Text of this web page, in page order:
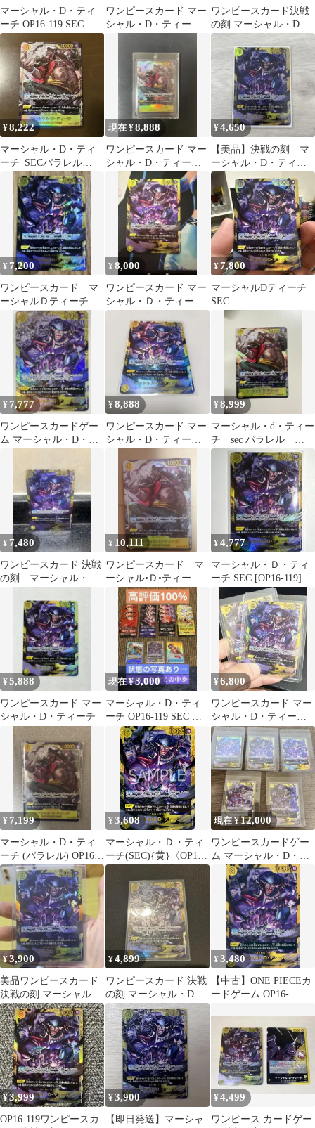
マーシャル・D・ティ
ーチ OP16-119 SEC 決
戦の刻 ワンピースカー
ド
ワンピースカード マー
シャル・D・ティーチ
ワンピースカード決戦
の刻 マーシャル・D・
ティーチSEC
¥8,222
マーシャル・D・ティ
ーチ_SECパラレル
_OP16-119_決戦の刻
現在 ¥8,888
ワンピースカード マー
シャル・D・ティーチ
OP09-110 SEC パラレル
¥4,650
【美品】決戦の刻 マ
ーシャル・D・ティー
チ SEC OP16-119
¥ 7,200
ワンピースカード マ
ーシャルＤティーチ
SEC 決戦の刻
¥8,000
ワンピースカード マー
シャル・Ｄ・ティーチ
SEC 決戦の刻
¥7,800
マーシャルDティーチ
SEC
¥ 7,777
ワンピースカードゲー
ム マーシャル・D・テ
¥8,888
ワンピースカード マー
シャル・D・ティーチ
¥8,999
マーシャル・d・ティー
チ sec パラレル
op16-119
¥ 7,480
ワンピースカード 決戦
の刻 マーシャル・
¥ 10,111
ワンピースカード マ
ーシャル•Ｄ•ティー
チ SEC パラレル
¥4,777
マーシャル・Ｄ・ティ
ーチ SEC [OP16-119]ブ
ースターパック「決戦
の刻
¥5,888
ワンピースカード マー
シャル・D・ティーチ
現在 ¥3,000
マーシャル・D・ティ
ーチ OP16-119 SEC 他
12パック中身
¥6,800
ワンピースカード マー
シャル・D・ティーチ 2
枚セット OP16-119
¥ 7,199
マーシャル・D・ティ
ーチ (パラレル) OP16-
119
¥3,608
マーシャル・Ｄ・ティ
ーチ(SEC){黄}〈OP16-
119〉[ブースターパッ
ク 決戦の刻【OP-16】]
現在 ¥12,000
ワンピースカードゲー
ム マーシャル・D・テ
ィーチ SEC 5枚セット
¥3,900
美品ワンピースカード
決戦の刻 マーシャル・
D・ティーチ SEC
¥4,899
ワンピースカード 決戦
の刻 マーシャル・D・
ティーチ SEC 完美品
他SR4枚
¥3,480
【中古】ONE PIECEカ
ードゲーム OP16-
¥3,999
OP16-119ワンピースカ
¥3,900
【即日発送】マーシャ
¥4,499
ワンピース カードゲー